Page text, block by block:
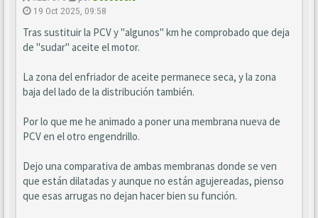
19 Oct 2025, 09:58
Tras sustituir la PCV y "algunos" km he comprobado que deja
de "sudar" aceite el motor.
La zona del enfriador de aceite permanece seca, y la zona
baja del lado de la distribución también.
Por lo que me he animado a poner una membrana nueva de
PCV en el otro engendrillo.
Dejo una comparativa de ambas membranas donde se ven
que están dilatadas y aunque no están agujereadas, pienso
que esas arrugas no dejan hacer bien su función.